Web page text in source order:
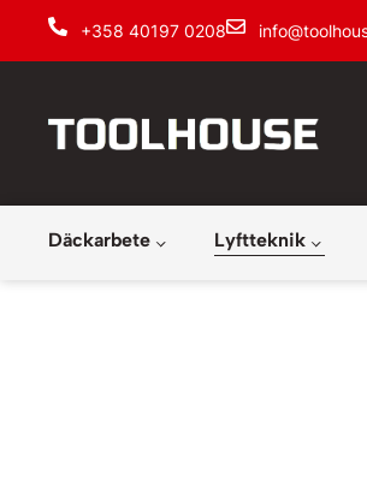
+358 40197 0208
Däckarbete Lyftteknik